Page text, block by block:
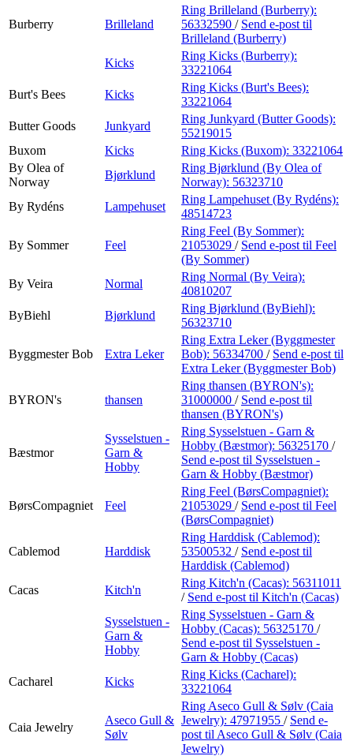
Burberry Brilleland
Ring Brilleland (Burberry):
56332590 / Send e-post til
Brilleland (Burberry)
Kicks
Ring Kicks (Burberry):
33221064
Burt's Bees
Kicks
Ring Kicks (Burt's Bees):
33221064
Butter Goods
Junkyard
Ring Junkyard (Butter Goods):
55219015
Buxom
Kicks Ring Kicks (Buxom): 33221064
By Olea of
Norway
Bjørklund
Ring Bjørklund (By Olea of
Norway): 56323710
By Rydéns
Lampehuset
Ring Lampehuset (By Rydéns):
48514723
By Sommer Feel
Ring Feel (By Sommer):
21053029 / Send e-post til Feel
(By Sommer)
By Veira
Normal
Ring Normal (By Veira):
40810207
ByBiehl
Bjørklund
Ring Bjørklund (ByBiehl):
56323710
Byggmester Bob Extra Leker
Ring Extra Leker (Byggmester
Bob): 56334700 / Send e-post til
Extra Leker (Byggmester Bob)
BYRON's thansen
Ring thansen (BYRON's):
31000000 / Send e-post til
thansen (BYRON's)
Bæstmor
Sysselstuen -
Garn &
Hobby
Ring Sysselstuen - Garn &
Hobby (Bæstmor): 56325170 /
Send e-post til Sysselstuen -
Garn & Hobby (Bæstmor)
BørsCompagniet Feel
Ring Feel (BørsCompagniet):
21053029 / Send e-post til Feel
(BørsCompagniet)
Cablemod Harddisk
Ring Harddisk (Cablemod):
53500532 / Send e-post til
Harddisk (Cablemod)
Cacas
Kitch'n
Ring Kitch'n (Cacas): 56311011
/ Send e-post til Kitch'n (Cacas)
Sysselstuen -
Garn &
Hobby
Ring Sysselstuen - Garn &
Hobby (Cacas): 56325170 /
Send e-post til Sysselstuen -
Garn & Hobby (Cacas)
Cacharel
Kicks
Ring Kicks (Cacharel):
33221064
Caia Jewelry
Aseco Gull &
Sølv
Ring Aseco Gull & Sølv (Caia
Jewelry): 47971955 / Send e-
post til Aseco Gull & Sølv (Caia
Jewelry)